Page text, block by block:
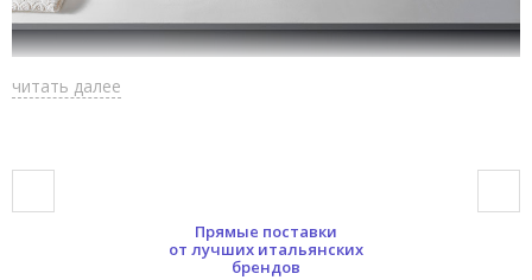
читать далее
Прямые поставки
от лучших итальянских
брендов